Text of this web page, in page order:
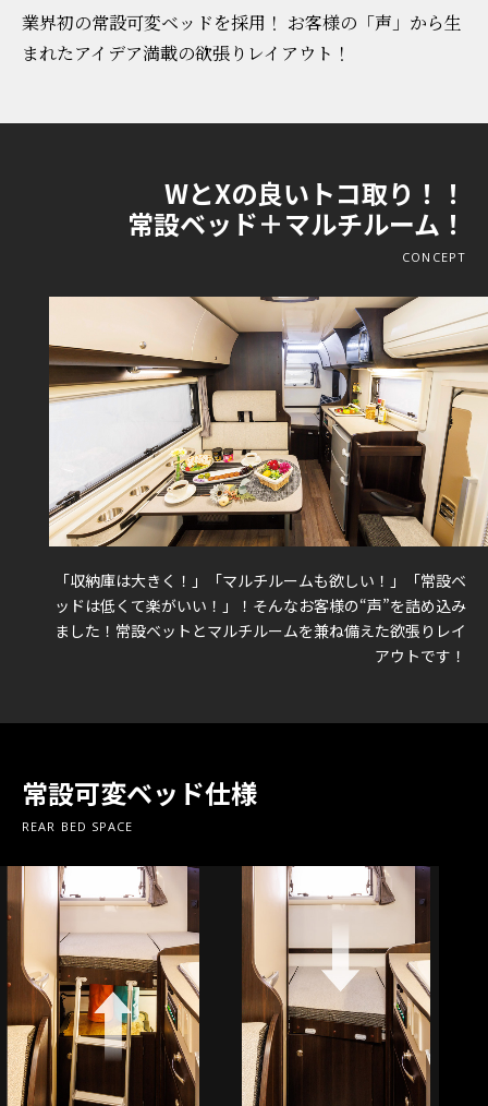
業界初の常設可変ベッドを採用！ お客様の「声」から生
まれたアイデア満載の欲張りレイアウト！
WとXの良いトコ取り！！
常設ベッド＋マルチルーム！
CONCEPT
「収納庫は大きく！」「マルチルームも欲しい！」「常設ベ
ッドは低くて楽がいい！」！そんなお客様の“声”を詰め込み
ました！ 常設ベットとマルチルームを兼ね備えた欲張りレイ
アウトです！
常設可変ベッド仕様
REAR BED SPACE